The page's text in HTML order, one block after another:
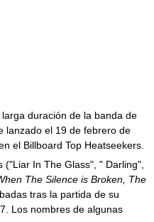
duración de la banda de
lanzado el 19 de febrero de
el Billboard Top Heatseekers.
("Liar In The Glass", " Darling",
The Silence is Broken, The
tras la partida de su
Los nombres de algunas